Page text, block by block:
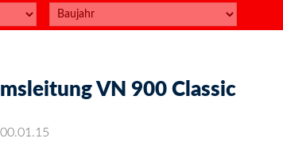
VN 900 Classic